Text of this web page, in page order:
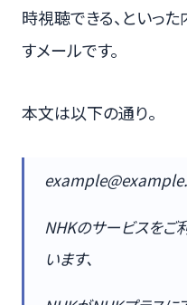
時視聴できる、といっ
すメールです。
本文は以下の通り。
NHKのサービスをご
います、